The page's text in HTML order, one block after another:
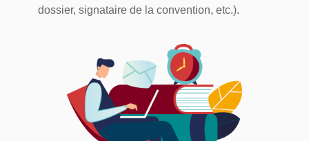
dossier, signataire de la convention, etc.).